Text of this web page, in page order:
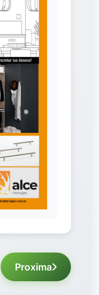
Proxima